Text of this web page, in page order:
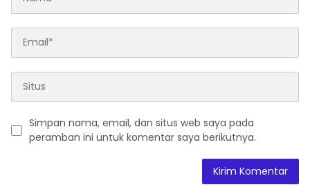
Simpan nama, email, dan situs web saya pada
peramban ini untuk komentar saya berikutnya.